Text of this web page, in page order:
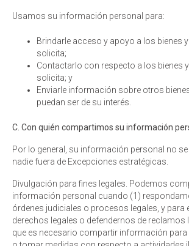
Usamos su información personal para:
Brindarle acceso y apoyo a los bienes
solicita;
Contactarlo con respecto a los bienes
solicita; y
Enviarle información sobre otros
puedan ser de su interés.
C. Con quién compartimos su información
Por lo general, su información personal no
nadie fuera de Excepciones estratégicas.
Divulgación para fines legales. Podemos
información personal cuando (1)
órdenes judiciales o procesos legales, y para
derechos legales o defendernos de reclamos
que es necesario compartir información para